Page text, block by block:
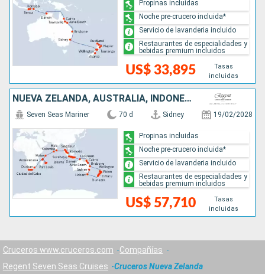
US$ 33,895
Tasas
incluidas
Propinas incluidas
Noche pre-crucero incluida*
Servicio de lavanderia incluido
Restaurantes de especialidades y
bebidas premium incluidos
NUEVA ZELANDA, AUSTRALIA, INDONESIA, SINGAPUR, MALASIA, TAILANDIA, SRI LANKA, MALDIVAS, SEYCHELLES, MAURICE, FRANCIA, MADAGASCAR, SUDAFRICA
Seven Seas Mariner 70 d Sidney 19/02/2028
US$ 57,710
Tasas
incluidas
Propinas incluidas
Noche pre-crucero incluida*
Servicio de lavanderia incluido
Restaurantes de especialidades y
bebidas premium incluidos
Cruceros www.cruceros.com
Compañías
Regent Seven Seas Cruises
Cruceros Nueva Zelanda